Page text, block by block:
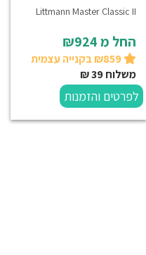
Littmann Master Classic II
החל מ
משלוח 39 ₪
לפרטים והזמנות